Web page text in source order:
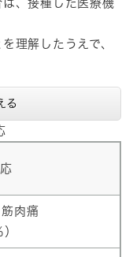
、接種した医療機
理解したうえで、
る
肉痛